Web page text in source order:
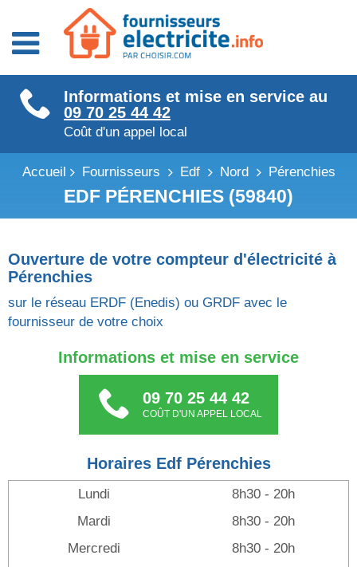
Fournisseurs énergie
Fournisseurs électricité
Fournisseurs gaz
Informations et mise en service au
09 70 25 44 42
Coût d'un appel local
Accueil Fournisseurs Edf Nord Pérenchies
EDF PÉRENCHIES (59840)
Ouverture de votre compteur d'électricité à
Pérenchies
sur le réseau ERDF (Enedis) ou GRDF avec le
fournisseur de votre choix
Informations et mise en service
09 70 25 44 42
COÛT D'UN APPEL LOCAL
Horaires Edf Pérenchies
Lundi
8h30 - 20h
Mardi
8h30 - 20h
Mercredi
8h30 - 20h